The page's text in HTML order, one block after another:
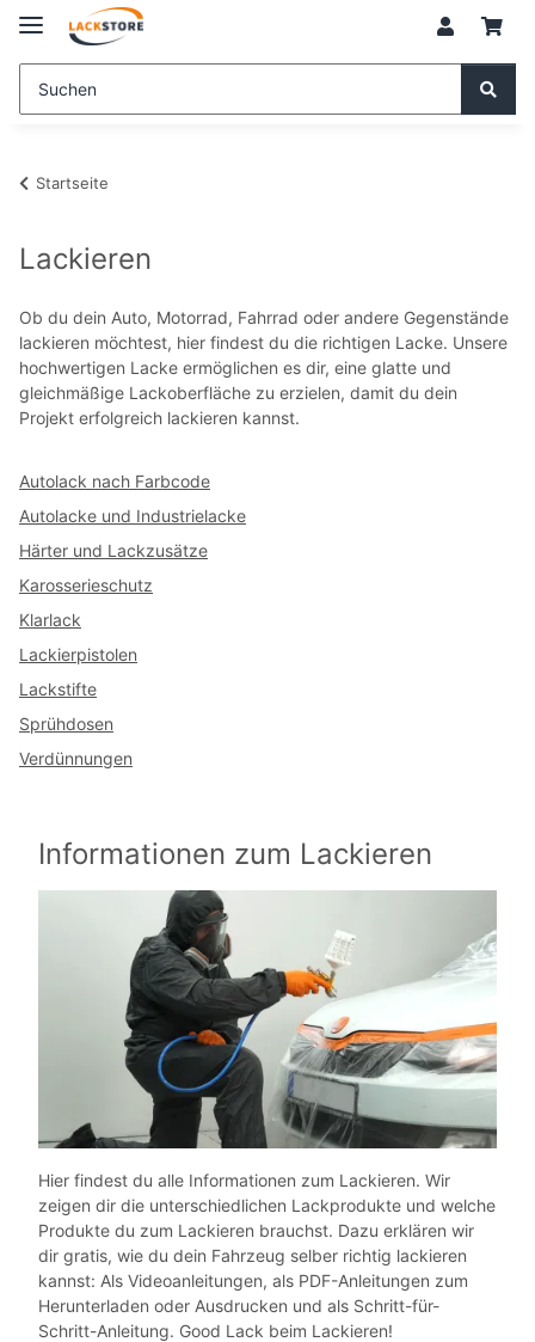
Startseite
Lackieren
Ob du dein Auto, Motorrad, Fahrrad oder andere Gegenstände
lackieren möchtest, hier findest du die richtigen Lacke. Unsere
hochwertigen Lacke ermöglichen es dir, eine glatte und
gleichmäßige Lackoberfläche zu erzielen, damit du dein
Projekt erfolgreich lackieren kannst.
Autolack nach Farbcode
Autolacke und Industrielacke
Härter und Lackzusätze
Karosserieschutz
Klarlack
Lackierpistolen
Lackstifte
Sprühdosen
Verdünnungen
Informationen zum Lackieren
Hier findest du alle Informationen zum Lackieren. Wir
zeigen dir die unterschiedlichen Lackprodukte und welche
Produkte du zum Lackieren brauchst. Dazu erklären wir
dir gratis, wie du dein Fahrzeug selber richtig lackieren
kannst: Als Videoanleitungen, als PDF-Anleitungen zum
Herunterladen oder Ausdrucken und als Schritt-für-
Schritt-Anleitung. Good Lack beim Lackieren!